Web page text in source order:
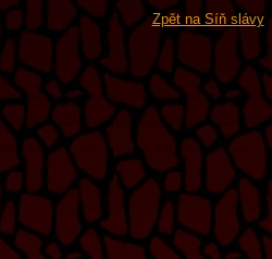
Zpět na Síň slávy